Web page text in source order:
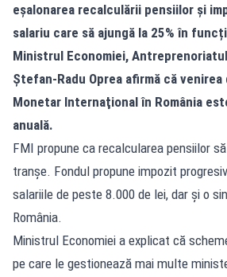
eșalonarea recalculării pensiilor și
salariu care să ajungă la 25% în
Ministrul Economiei,
Ştefan-Radu Oprea afirmă că
Monetar Internaţional în România
anuală.
FMI propune ca recalcularea pensiilor
tranșe. Fondul propune impozit
salariile de peste 8.000 de lei, dar și o
România.
Ministrul Economiei a explicat că
pe care le gestionează mai multe